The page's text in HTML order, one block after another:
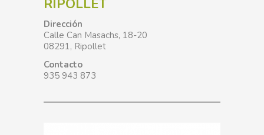
RIPOLLET
Dirección
Calle Can Masachs, 18-20
08291, Ripollet
Contacto
935 943 873